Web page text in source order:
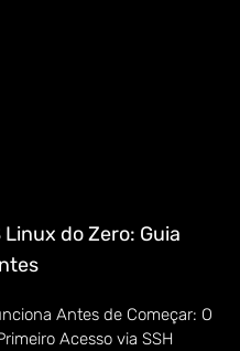
do Zero: Guia
Antes de Começar: O
Acesso via SSH